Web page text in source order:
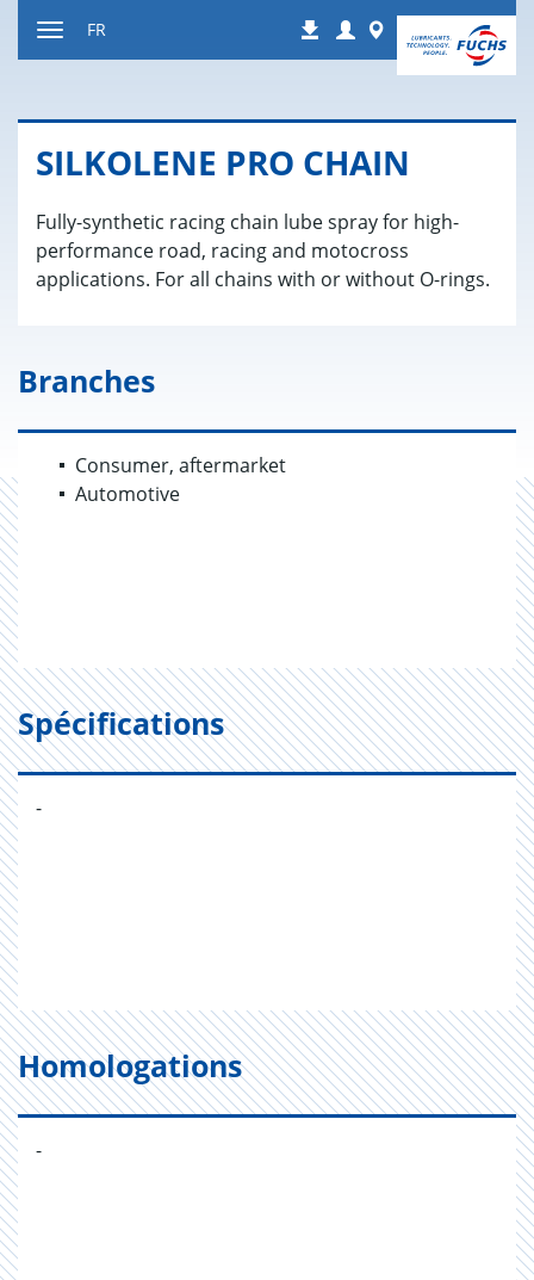
Téléchargements
Login Worldwide
FR
SIL­KO­LENE PRO CHAIN
Fully-synthetic racing chain lube spray for high-
performance road, racing and motocross
applications. For all chains with or without O-rings.
Branches
Consumer, aftermarket
Automotive
Spécifications
-
Homologations
-